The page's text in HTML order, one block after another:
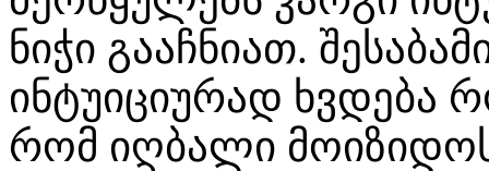
ნიჭი გააჩნიათ.
ინტუიციურად ხვდება
რომ იღბალი